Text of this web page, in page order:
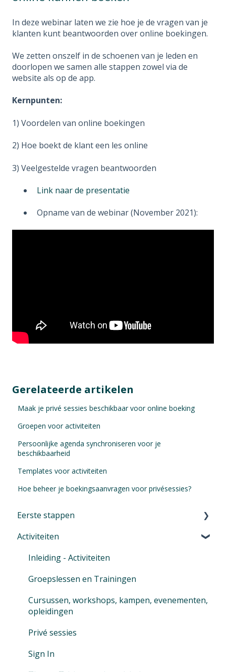
In deze webinar laten we zie hoe je de vragen van je
klanten kunt beantwoorden over online boekingen.
We zetten onszelf in de schoenen van je leden en
doorlopen we samen alle stappen zowel via de
website als op de app.
Kernpunten:
1) Voordelen van online boekingen
2) Hoe boekt de klant een les online
3) Veelgestelde vragen beantwoorden
Link naar de presentatie
Opname van de webinar (November 2021):
Gerelateerde artikelen
Maak je privé sessies beschikbaar voor online boeking
Groepen voor activiteiten
Persoonlijke agenda synchroniseren voor je
beschikbaarheid
Templates voor activiteiten
Hoe beheer je boekingsaanvragen voor privésessies?
Eerste stappen
Eerste stappen in Eversports Manager
Navigeren in je Eversports Manager
Multi-Factor-Authenticatie (MFA)
Eversports Manager op je telefoon
Activiteiten
Inleiding - Activiteiten
Groepslessen en Trainingen
Cursussen, workshops, kampen, evenementen,
opleidingen
Privé sessies
Sign In